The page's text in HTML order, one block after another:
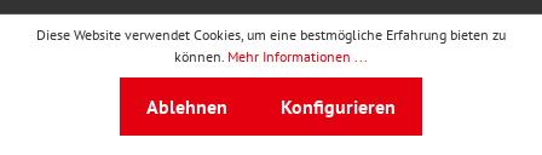
Diese Website verwendet Cookies, um eine bestmögliche Erfahrung bieten zu
können. Mehr Informationen ...
Ablehnen Konfigurieren